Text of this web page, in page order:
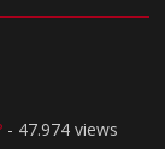
- 47.974 views